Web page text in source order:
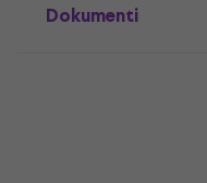
Dokumenti